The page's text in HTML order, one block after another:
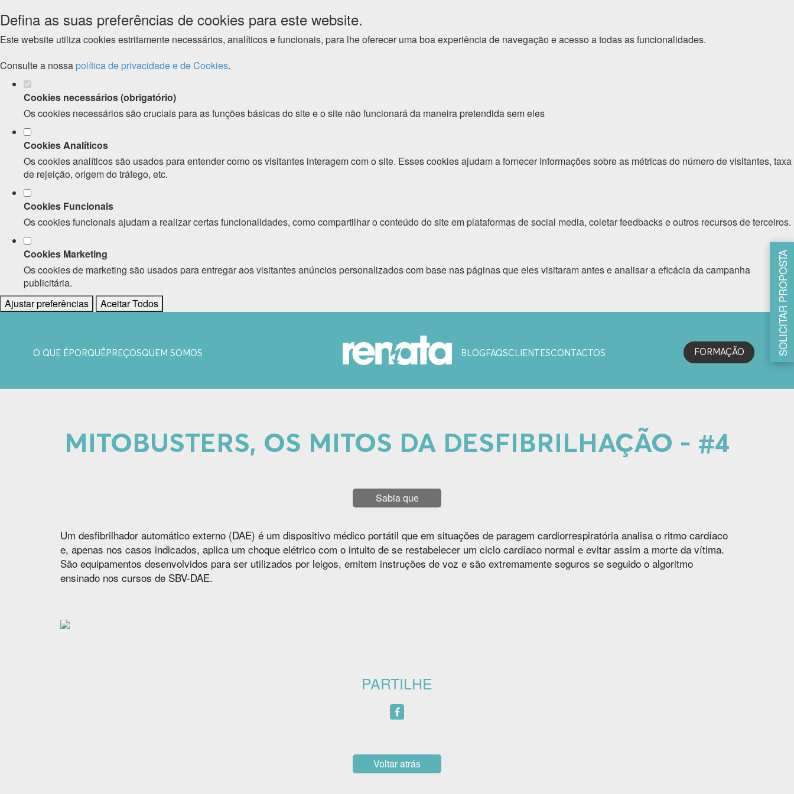
Defina as suas preferências de cookies para este website.
Este website utiliza cookies estritamente necessários, analíticos e funcionais, para lhe oferecer uma boa experiência de navegação e acesso a todas as funcionalidades.
Consulte a nossa política de privacidade e de Cookies.
Cookies necessários (obrigatório)
Os cookies necessários são cruciais para as funções básicas do site e o site não funcionará da maneira pretendida sem eles
Cookies Analíticos
Os cookies analíticos são usados para entender como os visitantes interagem com o site. Esses cookies ajudam a fornecer informações sobre as métricas do número de visitantes, taxa
de rejeição, origem do tráfego, etc.
Cookies Funcionais
Os cookies funcionais ajudam a realizar certas funcionalidades, como compartilhar o conteúdo do site em plataformas de social media, coletar feedbacks e outros recursos de terceiros.
Cookies Marketing
Os cookies de marketing são usados para entregar aos visitantes anúncios personalizados com base nas páginas que eles visitaram antes e analisar a eficácia da campanha
publicitária.
Ajustar preferências
Aceitar Todos SOLICITAR PROPOSTA
O QUE É PORQUÊ PREÇOSQUEM SOMOS BLOG FAQSCLIENTESCONTACTOS FORMAÇÃO
MITOBUSTERS, OS MITOS DA DESFIBRILHAÇÃO - #4
Sabia que
Um desfibrilhador automático externo (DAE) é um dispositivo médico portátil que em situações de paragem cardiorrespiratória analisa o ritmo cardíaco
e, apenas nos casos indicados, aplica um choque elétrico com o intuito de se restabelecer um ciclo cardíaco normal e evitar assim a morte da vítima.
São equipamentos desenvolvidos para ser utilizados por leigos, emitem instruções de voz e são extremamente seguros se seguido o algoritmo
ensinado nos cursos de SBV-DAE.
PARTILHE
Voltar atrás